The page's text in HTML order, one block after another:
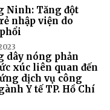
Ninh: Tăng đột
nhập viện do
dây nóng phản
xúc liên quan đến
dịch vụ công
Y tế TP. Hồ Chí